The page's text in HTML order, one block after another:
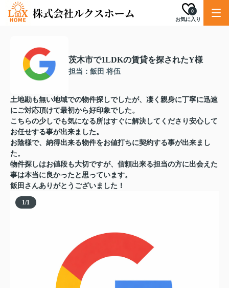
お気に入り
0
茨木市で1LDKの賃貸を探されたY様
担当：飯田 将伍
土地勘も無い地域での物件探しでしたが、凄く親身に丁寧に迅速
にご対応頂けて最初から好印象でした。
こちらの少しでも気になる所はすぐに解決してくださり安心して
お任せする事が出来ました。
お陰様で、納得出来る物件をお値打ちに契約する事が出来まし
た。
物件探しはお値段も大切ですが、信頼出来る担当の方に出会えた
事は本当に良かったと思っています。
飯田さんありがとうございました！
1/1